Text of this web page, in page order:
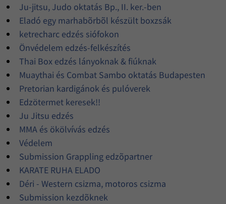
Ju-jitsu, Judo oktatás Bp., II. ker.-ben
Eladó egy marhabõrbõl készült boxzsák
ketrecharc edzés siófokon
Önvédelem edzés-felkészítés
Thai Box edzés lányoknak & fiúknak
Muaythai és Combat Sambo oktatás Budapesten
Pretorian kardigánok és pulóverek
Edzötermet keresek!!
Ju Jitsu edzés
MMA és ökölvívás edzés
Védelem
Submission Grappling edzõpartner
KARATE RUHA ELADO
Déri - Western csizma, motoros csizma
Submission kezdõknek